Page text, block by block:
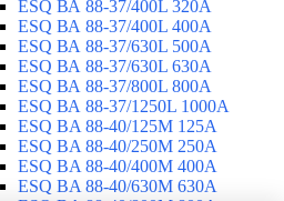
ESQ ВА 88-37/400L 320A
ESQ ВА 88-37/400L 400A
ESQ ВА 88-37/630L 500A
ESQ ВА 88-37/630L 630A
ESQ ВА 88-37/800L 800A
ESQ ВА 88-37/1250L 1000A
ESQ BA 88-40/125M 125A
ESQ BA 88-40/250M 250A
ESQ BA 88-40/400M 400A
ESQ BA 88-40/630М 630A